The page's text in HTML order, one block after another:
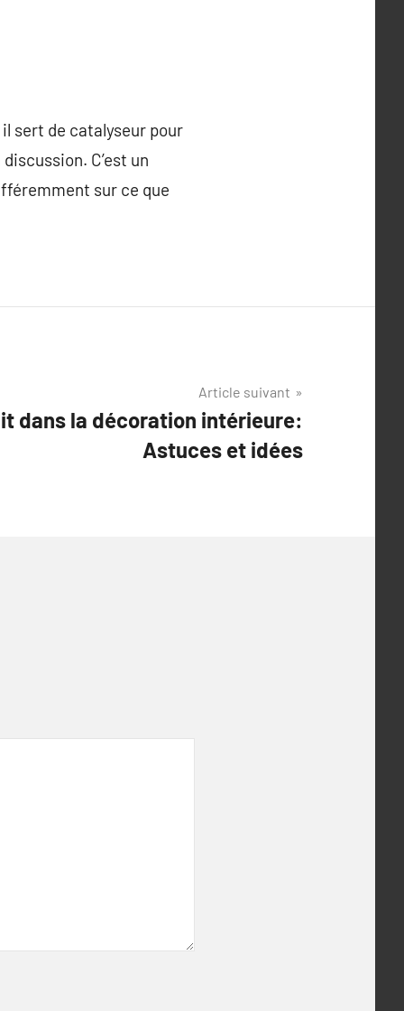
sert de catalyseur pour
C’est un
sur ce que
Article suivant
dans la décoration intérieure:
Astuces et idées